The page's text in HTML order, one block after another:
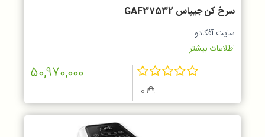
سرخ کن جیپاس GAF37532
سایت آفکادو
اطلاعات بیشتر...
50,970,000